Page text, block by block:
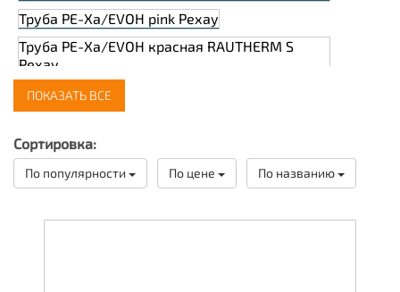
Труба PE-Xa/EVOH pink Рехау
Труба PE-Xa/EVOH красная RAUTHERM S
Рехау
Труба PE-Xa/EVOH красная therm S Рехау
ПОКАЗАТЬ ВСЕ
Сортировка:
По популярности По цене По названию